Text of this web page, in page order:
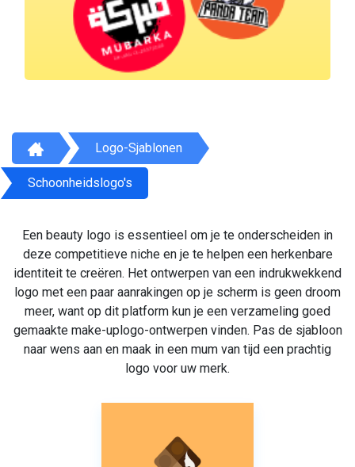
Logo-Sjablonen
Schoonheidslogo's
Een beauty logo is essentieel om je te onderscheiden in
deze competitieve niche en je te helpen een herkenbare
identiteit te creëren. Het ontwerpen van een indrukwekkend
logo met een paar aanrakingen op je scherm is geen droom
meer, want op dit platform kun je een verzameling goed
gemaakte make-uplogo-ontwerpen vinden. Pas de sjabloon
naar wens aan en maak in een mum van tijd een prachtig
logo voor uw merk.